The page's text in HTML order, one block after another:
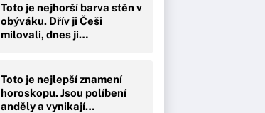
Toto je nejhorší barva stěn v
obýváku. Dřív ji Češi
milovali, dnes ji…
Toto je nejlepší znamení
horoskopu. Jsou políbení
anděly a vynikají…